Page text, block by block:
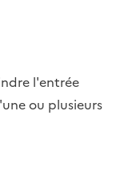
l'entrée
ou plusieurs